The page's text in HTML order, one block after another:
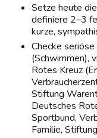
Setze heute
definiere 2–3
kurze,
Checke
(Schwimmen),
Rotes Kreuz
Stiftung
Deutsches
Sportbund,
Familie,